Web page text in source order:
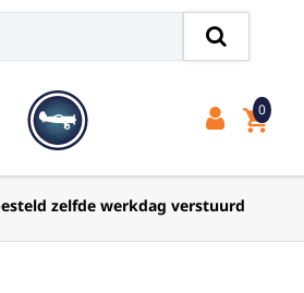
shopping_cart
0
zelfde werkdag verstuurd